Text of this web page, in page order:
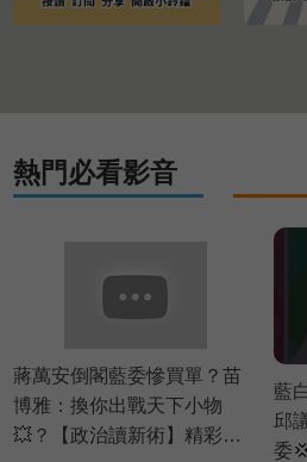
熱門必看影音
蔣萬安倒閣藍委慘買單？苗
博雅：換你出戰天下小物
💥？【政治讀新術】精彩速
藍
邱
委